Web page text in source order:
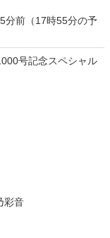
分前（17時55分の予
号記念スペシャル
彩音